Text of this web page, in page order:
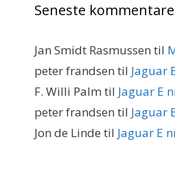
Seneste
Jan Smidt Rasmussen til
peter frandsen til Jaguar
F. Willi Palm til Jaguar E
peter frandsen til Jaguar
Jon de Linde til Jaguar E